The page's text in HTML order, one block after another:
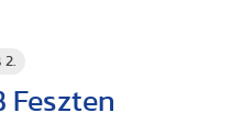
Feszten